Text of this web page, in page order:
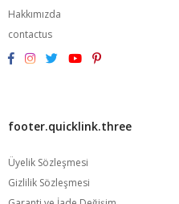
Hakkımızda
contactus
footer.quicklink.three
Üyelik Sözleşmesi
Gizlilik Sözleşmesi